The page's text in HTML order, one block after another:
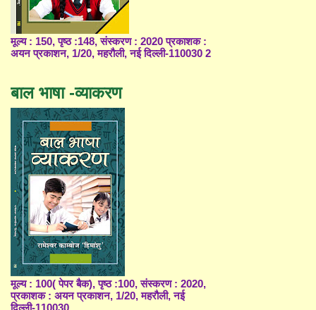
मूल्य : 150, पृष्ठ :148, संस्करण : 2020 प्रकाशक :
अयन प्रकाशन, 1/20, महरौली, नई दिल्ली-110030 2
बाल भाषा -व्याकरण
मूल्य : 100( पेपर बैक), पृष्ठ :100, संस्करण : 2020,
प्रकाशक : अयन प्रकाशन, 1/20, महरौली, नई